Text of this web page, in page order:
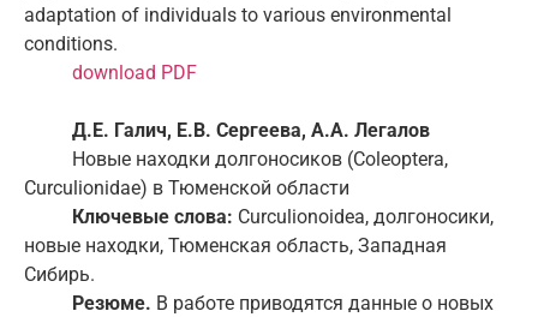
adaptation of individuals to various environmental
conditions.
download PDF
Д.Е. Галич, Е.В. Сергеева, А.А. Легалов
Новые находки долгоносиков (Coleoptera,
Curculionidae) в Тюменской области
Ключевые слова: Curculionoidea, долгоносики,
новые находки, Тюменская область, Западная
Сибирь.
Резюме. В работе приводятся данные о новых